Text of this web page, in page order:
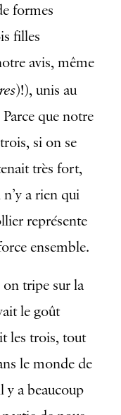
formes
filles
avis, même
)!), unis au
que notre
si on se
très fort,
a rien qui
représente
ensemble.
on tripe sur la
le goût
les trois, tout
le monde de
y a beaucoup